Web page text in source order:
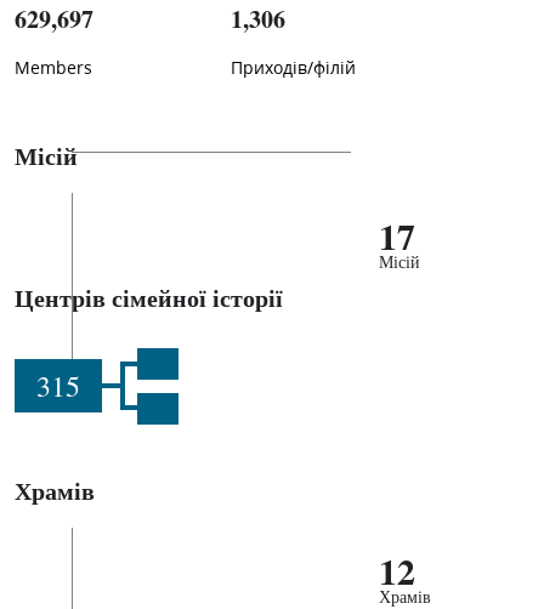
629,697
Members
1,306
Приходів/філій
Місій
17
Місій
Центрів сімейної історії
315
Храмів
12
Храмів